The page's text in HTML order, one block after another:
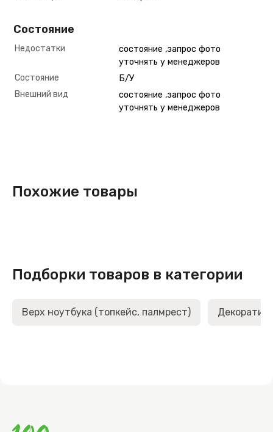
Состояние
Недостатки
состояние ,запрос фото
уточнять у менеджеров
Состояние
Б/У
Внешний вид
состояние ,запрос фото
уточнять у менеджеров
Похожие товары
Подборки товаров в категории
Верх ноутбука (топкейс, палмрест)